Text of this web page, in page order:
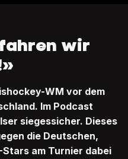
wir
WM vor dem
Im Podcast
siegessicher. Dieses
die Deutschen,
am Turnier dabei